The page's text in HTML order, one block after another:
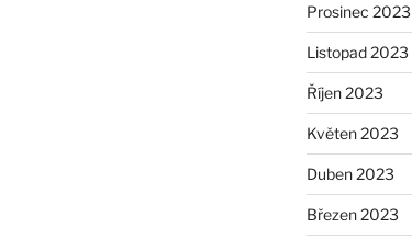
Prosinec 2023
Listopad 2023
Říjen 2023
Květen 2023
Duben 2023
Březen 2023